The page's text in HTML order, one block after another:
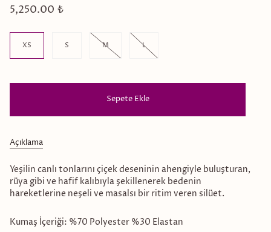
5,250.00 ₺
Size
XS
S M L
Sepete Ekle
Açıklama
Yeşilin canlı tonlarını çiçek deseninin ahengiyle buluşturan,
rüya gibi ve hafif kalıbıyla şekillenerek bedenin
hareketlerine neşeli ve masalsı bir ritim veren silüet.
Kumaş İçeriği: %70 Polyester %30 Elastan